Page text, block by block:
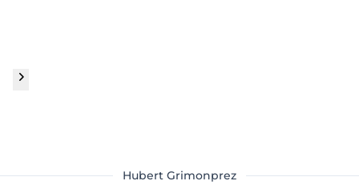
Hubert Grimonprez